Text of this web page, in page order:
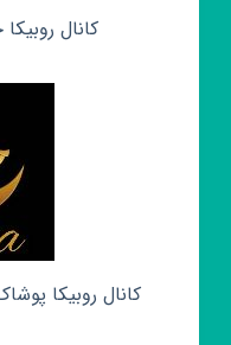
کانال
کانال روبیکا